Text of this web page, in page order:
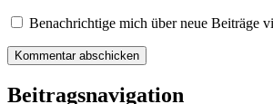
Benachrichtige mich über neue Beiträge
Beitragsnavigation